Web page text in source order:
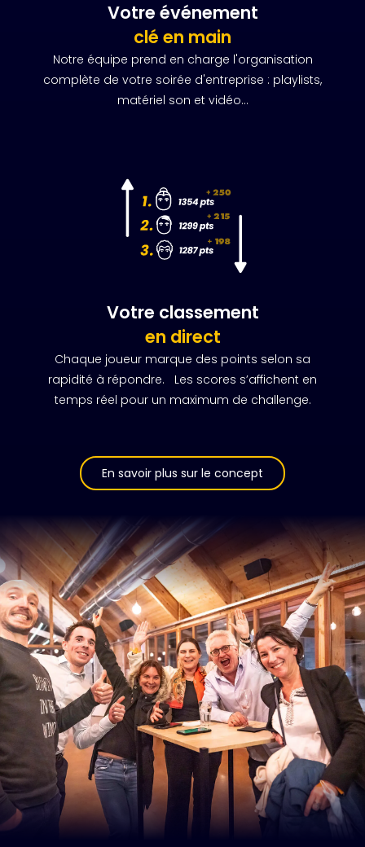
Votre événement
clé en main
Notre équipe prend en charge l'organisation
complète de votre soirée d'entreprise : playlists,
matériel son et vidéo...
Votre classement
en direct
Chaque joueur marque des points selon sa
rapidité à répondre. Les scores s’affichent en
temps réel pour un maximum de challenge.
En savoir plus sur le concept